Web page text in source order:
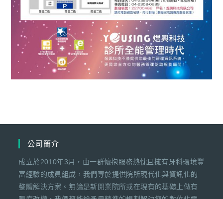
公司簡介
成立於2010年3月，由一群懷抱服務熱忱且擁有牙科環境豐
富經驗的成員組成，我們專於提供院所現代化與資訊化的
整體解決方案。無論是新開業院所或在現有的基礎上做有